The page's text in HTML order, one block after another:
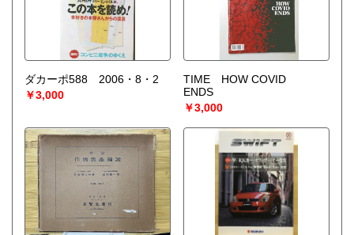
取り扱い分野
オールジャンル、戦前紙モノ、古典籍
ダカーポ588 2006・8・2
￥3,000
TIME HOW COVID
ENDS
￥3,000